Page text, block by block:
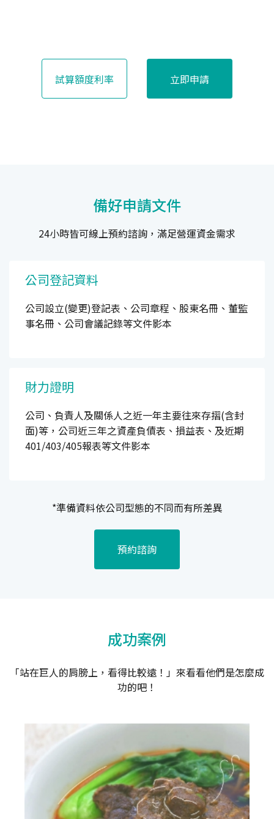
試算額度利率 立即申請
備好申請文件
24小時皆可線上預約諮詢，滿足營運資金需求
公司登記資料
公司設立(變更)登記表、公司章程、股東名冊、董監
事名冊、公司會議記錄等文件影本
財力證明
公司、負責人及關係人之近一年主要往來存摺(含封
面)等，公司近三年之資產負債表、損益表、及近期
401/403/405報表等文件影本
*準備資料依公司型態的不同而有所差異
預約諮詢
成功案例
「站在巨人的肩膀上，看得比較遠！」來看看他們是怎麼成
功的吧！